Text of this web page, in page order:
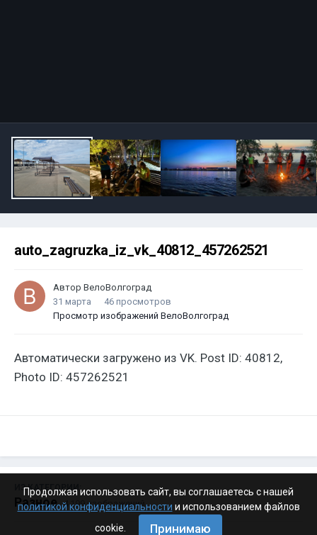
auto_zagruzka_iz_vk_40812_457262521
Автор ВелоВолгоград
31 марта
46 просмотров
Просмотр изображений ВелоВолгоград
Автоматически загружено из VK. Post ID: 40812,
Photo ID: 457262521
ИЗ КАТЕГОРИИ:
Разное · 4 199 изображений
Продолжая использовать сайт, вы соглашаетесь с нашей
политикой конфиденциальности и использованием файлов
cookie.
Принимаю